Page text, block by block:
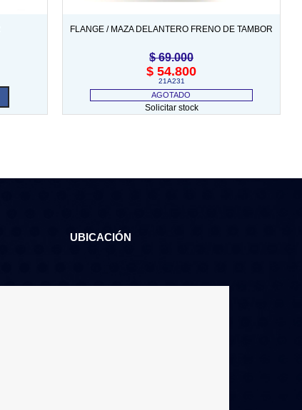
FLANGE / MAZA DELANTERO FRENO DE TAMBOR
$69.000
$ 54.800
21A231
AGOTADO
Solicitar stock
UBICACIÓN